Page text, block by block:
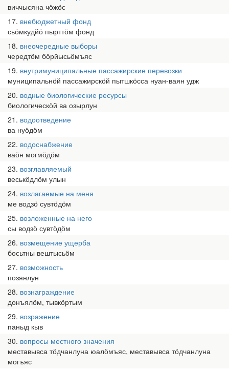
виччысяна чӧжӧс
17 внебюджетный фонд
сьӧмкудйӧ пырттӧм фонд
18 внеочередные выборы
чередтӧм бӧрйысьӧмъяс
19 внутримуниципальные пассажирские перевозки
муниципальнӧй пассажирскӧй пытшкӧсса нуан-ваян удж
20 водные биологические ресурсы
биологическӧй ва озырлун
21 водоотведение
ва нуӧдӧм
22 водоснабжение
ваӧн могмӧдӧм
23 возглавляемый
веськӧдлӧм улын
24 возлагаемые на меня
ме водзӧ сувтӧдӧм
25 возложенные на него
сы водзӧ сувтӧдӧм
26 возмещение ущерба
босьтны вештысьӧм
27 возможность
позянлун
28 вознаграждение
донъялӧм, тывкӧртым
29 возражение
паныд кыв
30 вопросы местного значения
меставывса тӧдчанлуна юалӧмъяс, меставывса тӧдчанлуна
могъяс